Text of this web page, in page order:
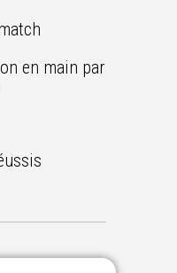
en main par